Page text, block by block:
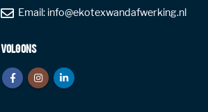
Email: info@ekotexwandafwerking.nl
VOLG ONS